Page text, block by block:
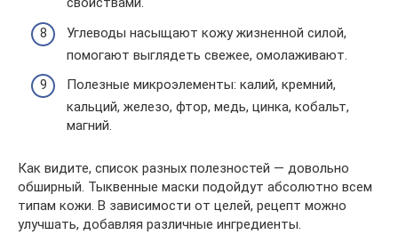
Углеводы насыщают кожу жизненной силой,
помогают выглядеть свежее, омолаживают.
Полезные микроэлементы: калий, кремний,
кальций, железо, фтор, медь, цинка, кобальт,
магний.
Как видите, список разных полезностей — довольно
обширный. Тыквенные маски подойдут абсолютно всем
типам кожи. В зависимости от целей, рецепт можно
улучшать, добавляя различные ингредиенты.